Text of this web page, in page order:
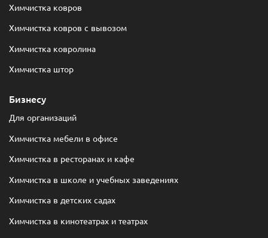
Химчистка ковров
Химчистка ковров с вывозом
Химчистка ковролина
Химчистка штор
Бизнесу
Для организаций
Химчистка мебели в офисе
Химчистка в ресторанах и кафе
Химчистка в школе и учебных заведениях
Химчистка в детских садах
Химчистка в кинотеатрах и театрах